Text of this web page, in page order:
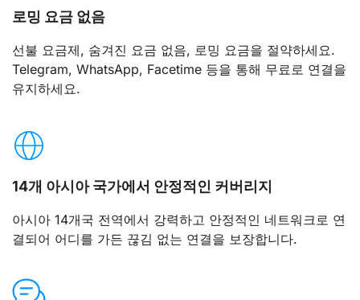
로밍 요금 없음
선불 요금제, 숨겨진 요금 없음, 로밍 요금을 절약하세요.
Telegram, WhatsApp, Facetime 등을 통해 무료로 연결을
유지하세요.
14개 아시아 국가에서 안정적인 커버리지
아시아 14개국 전역에서 강력하고 안정적인 네트워크로 연
결되어 어디를 가든 끊김 없는 연결을 보장합니다.